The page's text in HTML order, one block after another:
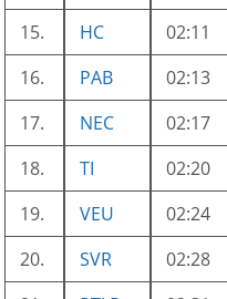
15.
HC 02:11
16.
PAB 02:13
17.
NEC 02:17
18.
TI 02:20
19.
VEU 02:24
20.
SVR 02:28